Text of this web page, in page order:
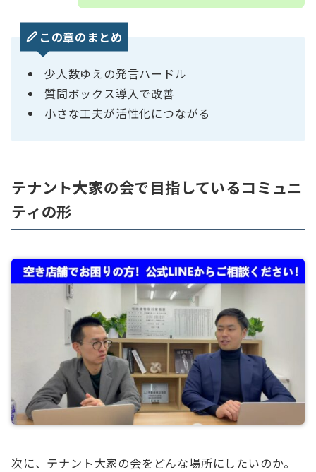
この章のまとめ
少人数ゆえの発言ハードル
質問ボックス導入で改善
小さな工夫が活性化につながる
テナント大家の会で目指しているコミュニ
ティの形
次に、テナント大家の会をどんな場所にしたいのか。